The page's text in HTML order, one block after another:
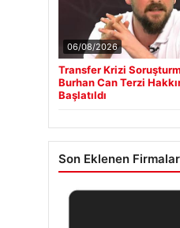
06/08/2026
Transfer Krizi
Burhan Can Terzi
Başlatıldı
Son Eklenen Firmalar